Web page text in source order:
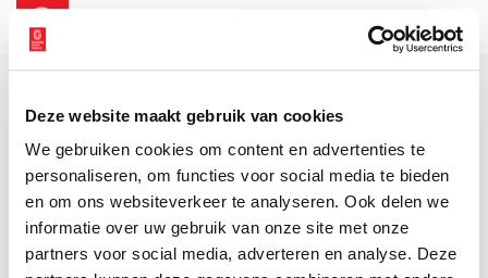
Deze website maakt gebruik van cookies
We gebruiken cookies om content en advertenties te
personaliseren, om functies voor social media te bieden
en om ons websiteverkeer te analyseren. Ook delen we
informatie over uw gebruik van onze site met onze
partners voor social media, adverteren en analyse. Deze